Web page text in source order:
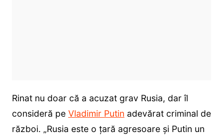
Rinat nu doar că a acuzat grav Rusia, dar îl
consideră pe Vladimir Putin adevărat criminal de
război. „Rusia este o țară agresoare și Putin un